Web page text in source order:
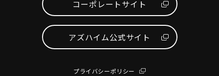
コーポレートサイト
アズハイム公式サイト
プライバシーポリシー